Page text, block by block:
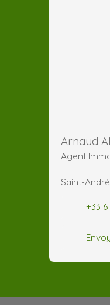
Arnaud
Agent
Saint-
+33